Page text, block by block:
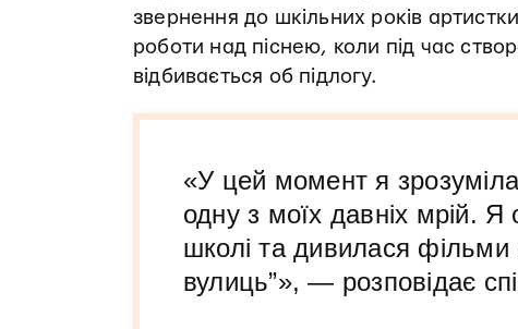
звернення до шкільних років
роботи над піснею, коли під час
відбивається об підлогу.
«У цей момент я
одну з моїх давніх мрій.
школі та дивилася фільми
вулиць”», — розповідає